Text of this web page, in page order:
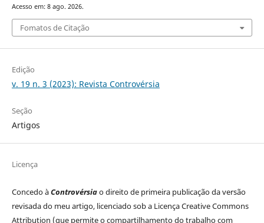
Acesso em: 8 ago. 2026.
Fomatos de Citação
Edição
v. 19 n. 3 (2023): Revista Controvérsia
Seção
Artigos
Licença
Concedo àControvérsiao direito de primeira publicação da versão
revisada do meu artigo, licenciado sob a Licença Creative Commons
Attribution (que permite o compartilhamento do trabalho com